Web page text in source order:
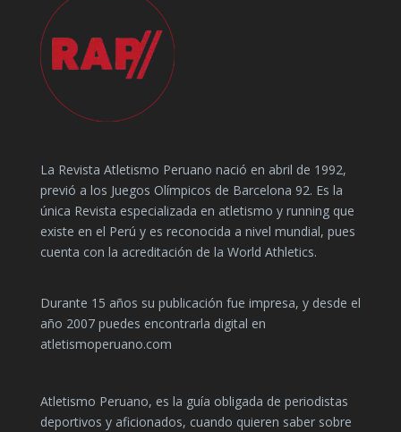
La Revista Atletismo Peruano nació en abril de 1992,
previó a los Juegos Olímpicos de Barcelona 92. Es la
única Revista especializada en atletismo y running que
existe en el Perú y es reconocida a nivel mundial, pues
cuenta con la acreditación de la World Athletics.
Durante 15 años su publicación fue impresa, y desde el
año 2007 puedes encontrarla digital en
atletismoperuano.com
Atletismo Peruano, es la guía obligada de periodistas
deportivos y aficionados, cuando quieren saber sobre